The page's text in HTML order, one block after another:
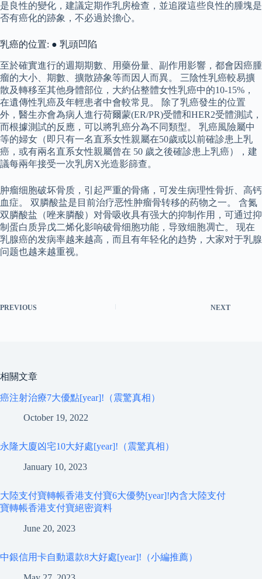
是良性的變化，建議定期作乳房檢查，並追蹤這些良性的腫塊是
否有癌化的跡象，不必過於擔心。
乳癌的位置: ● 乳頭凹陷
至於確實進行的週期期數、用藥份量、副作用影響，都會因癌腫
瘤的大小、期數、擴散跡象等而因人而異。 三陰性乳癌較易擴
散及轉移至其他身體部位，大約佔整體女性乳癌中的10-15%，
在遺傳性乳癌及年輕患者中會較常見。 除了乳癌發生的位置
外，醫生亦會為病人進行荷爾蒙(ER/PR)受體和HER2受體測試，
而根據測試的反應，可以將乳癌分為不同類型。 乳癌風險屬中
等的婦女（即只有一名直系女性親屬在50歲或以前確診患上乳
癌，或有兩名直系女性親屬曾在 50 歲之後確診患上乳癌），建
議每兩年接受一次乳房X光造影篩查。
肿瘤细胞破坏骨质，引起严重的骨痛，可发生病理性骨折、高钙
血症。 双膦酸盐是目前治疗恶性肿瘤骨转移的药物之一。 含氮
双膦酸盐（唑来膦酸）对骨吸收具有强大的抑制作用，可通过抑
制蛋白质异戊二烯化影响破骨细胞功能，导致细胞凋亡。 现在
乳腺癌的发病率越来越高，而且有年轻化的趋势，大家对于乳腺
问题也越来越重视。
PREVIOUS NEXT
相關文章
癌注射治療7大優點[year]!（震驚真相）
October 19, 2022
永隆大廈凶宅10大好處[year]!（震驚真相）
January 10, 2023
大陸支付寶轉帳香港支付寶6大優勢[year]!內含大陸支付
寶轉帳香港支付寶絕密資料
June 20, 2023
中銀信用卡自動還款8大好處[year]!（小編推薦）